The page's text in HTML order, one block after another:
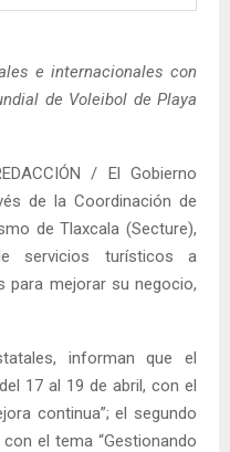
e internacionales con
de Voleibol de Playa
/ El Gobierno
de la Coordinación de
de Tlaxcala (Secture),
servicios turísticos a
para mejorar su negocio,
informan que el
17 al 19 de abril, con el
continua”; el segundo
el tema “Gestionando